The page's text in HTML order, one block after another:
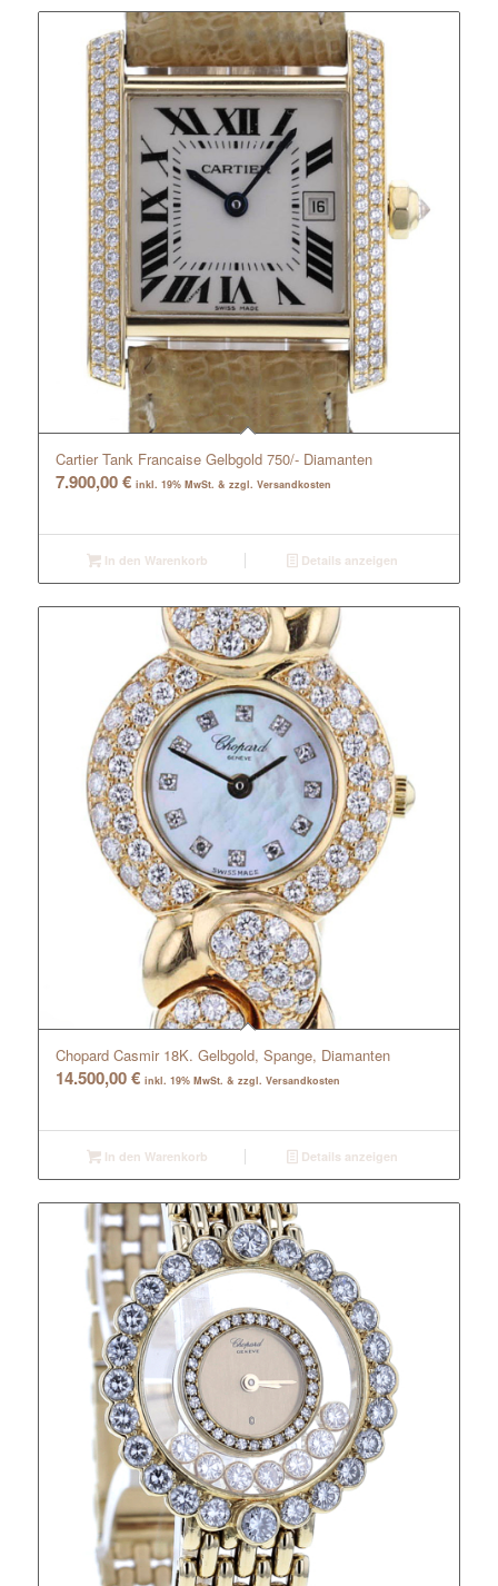
Cartier Tank Francaise Gelbgold 750/- Diamanten
7.900,00€ inkl. 19% MwSt. & zzgl. Versandkosten
In den Warenkorb Details anzeigen
Chopard Casmir 18K. Gelbgold, Spange, Diamanten
14.500,00€ inkl. 19% MwSt. & zzgl. Versandkosten
In den Warenkorb Details anzeigen